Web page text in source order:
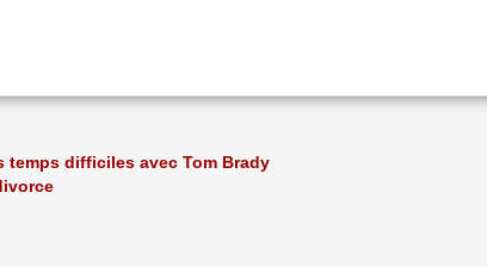
temps difficiles avec Tom Brady